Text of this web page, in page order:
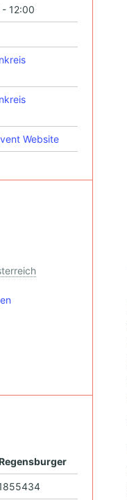
12:00
Website